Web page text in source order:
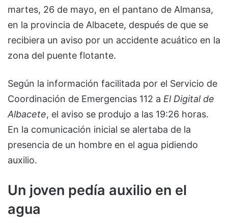
martes, 26 de mayo, en el pantano de Almansa,
en la provincia de Albacete, después de que se
recibiera un aviso por un accidente acuático en la
zona del puente flotante.
Según la información facilitada por el Servicio de
Coordinación de Emergencias 112 a El Digital de
Albacete, el aviso se produjo a las 19:26 horas.
En la comunicación inicial se alertaba de la
presencia de un hombre en el agua pidiendo
auxilio.
Un joven pedía auxilio en el
agua